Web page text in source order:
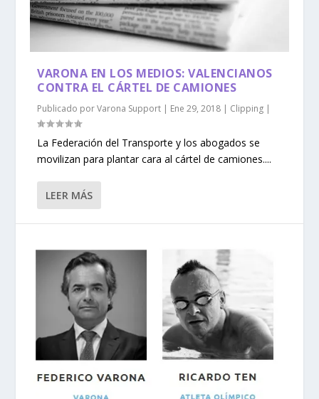
VARONA EN LOS MEDIOS: VALENCIANOS
CONTRA EL CÁRTEL DE CAMIONES
Publicado porVarona Support | Ene 29, 2018 | Clipping |
La Federación del Transporte y los abogados se
movilizan para plantar cara al cártel de camiones....
LEER MÁS